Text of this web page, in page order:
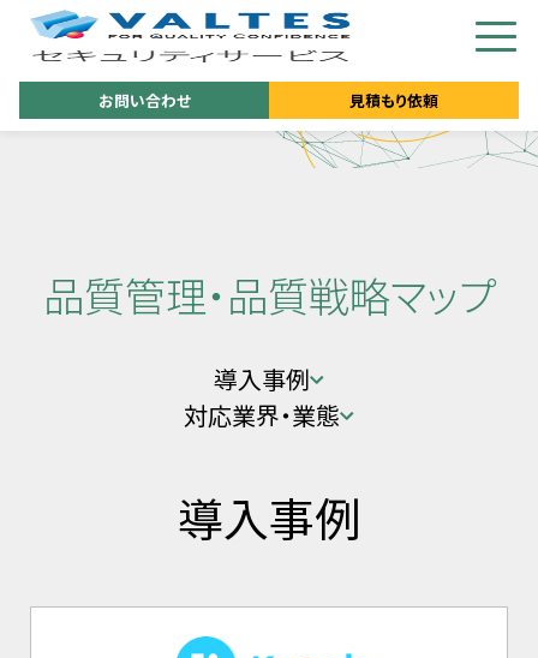
お問い合わせ 見積もり依頼
品質管理・品質戦略マップ
導入事例
対応業界・業態
導入事例